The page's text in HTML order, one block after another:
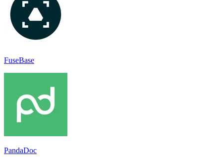
FuseBase
PandaDoc